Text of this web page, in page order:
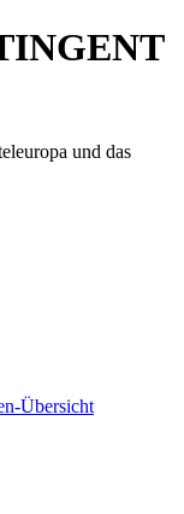
und das
Übersicht